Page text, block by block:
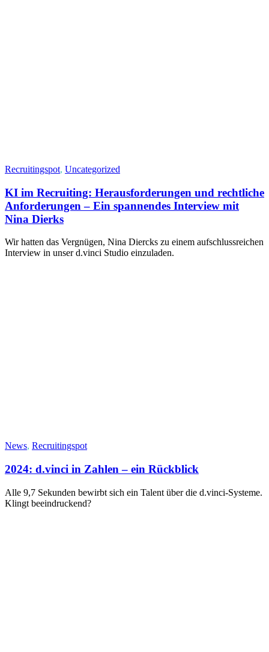
Recruitingspot, Uncategorized
KI im Recruiting: Herausforderungen und rechtliche
Anforderungen – Ein spannendes Interview mit
Nina Dierks
Wir hatten das Vergnügen, Nina Diercks zu einem aufschlussreichen
Interview in unser d.vinci Studio einzuladen.
News, Recruitingspot
2024: d.vinci in Zahlen – ein Rückblick
Alle 9,7 Sekunden bewirbt sich ein Talent über die d.vinci-Systeme.
Klingt beeindruckend?